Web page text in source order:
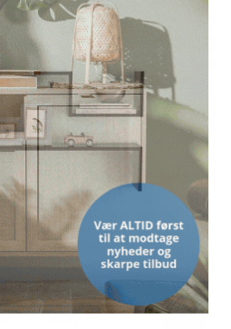
Kravlegård med madras i
linned - foldbar rejseseng,
rød
549,-
509,- Vis